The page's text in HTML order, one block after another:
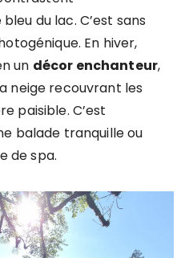
du lac. C’est sans
En hiver,
un décor enchanteur,
neige recouvrant les
paisible. C’est
balade tranquille ou
de spa.